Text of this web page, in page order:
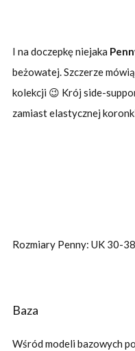
I na doczepkę niejaka
beżowatej. Szczerze
kolekcji 😉 Krój side-
zamiast elastycznej
Rozmiary Penny: UK 30-
Baza
Wśród modeli bazowych